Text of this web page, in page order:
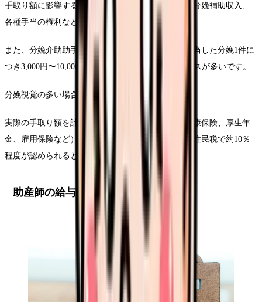
手取り額に影響する主な要素としては、夜勤回数、分娩補助収入、
各種手当の権利などが挙げられます。
また、分娩介助助手が設けられている施設では、担当した分娩1件に
つき3,000円〜10,000円程度の手当が支給されるケースが多いです。
分娩視覚の多い場合では大きな収入源となります。
実際の手取り額を計算する際には、社会保険料（健康保険、厚生年
金、雇用保険など）で給与の約15％、得られる税と住民税で約10％
程度が認められると考えてよいでしょう。
助産師の給与体系を徹底解説